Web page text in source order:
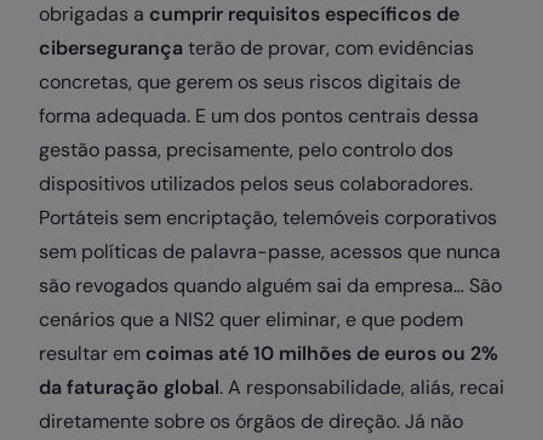
obrigadas a cumprir requisitos específicos de
cibersegurança terão de provar, com evidências
concretas, que gerem os seus riscos digitais de
forma adequada. E um dos pontos centrais dessa
gestão passa, precisamente, pelo controlo dos
dispositivos utilizados pelos seus colaboradores.
Portáteis sem encriptação, telemóveis corporativos
sem políticas de palavra-passe, acessos que nunca
são revogados quando alguém sai da empresa… São
cenários que a NIS2 quer eliminar, e que podem
resultar em coimas até 10 milhões de euros ou 2%
da faturação global. A responsabilidade, aliás, recai
diretamente sobre os órgãos de direção. Já não